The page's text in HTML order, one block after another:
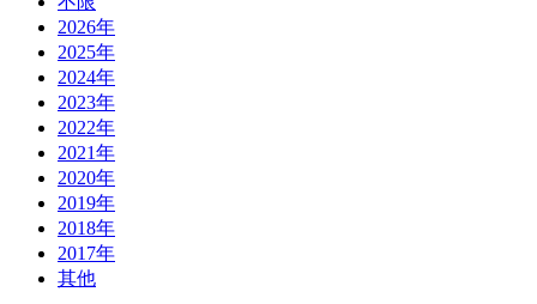
2026年
2025年
2024年
2023年
2022年
2021年
2020年
2019年
2018年
2017年
其他